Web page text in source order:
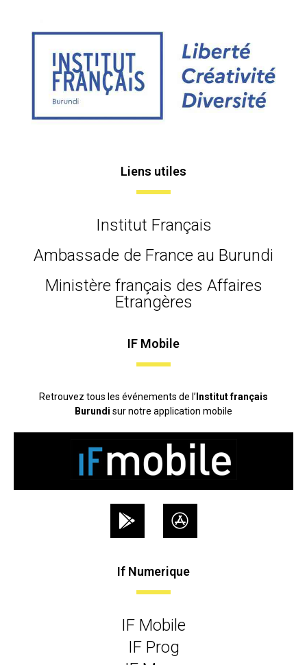
Liens utiles
Institut Français
Ambassade de France au Burundi
Ministère français des Affaires
Etrangères
IF Mobile
Retrouvez tous les événements de l’ Institut français
Burundi sur notre application mobile
If Numerique
IF Mobile
IF Prog